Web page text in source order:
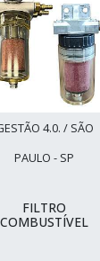
4.0. / SÃO
PAULO - SP
FILTRO
COMBUSTÍVEL